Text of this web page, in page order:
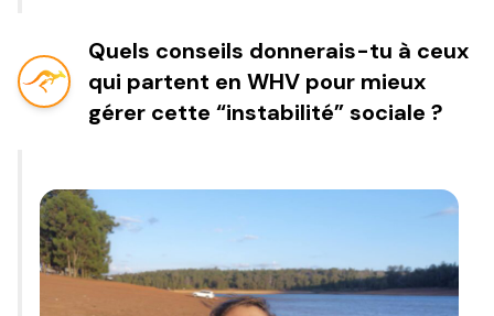
Quels conseils donnerais-tu à ceux
qui partent en WHV pour mieux
gérer cette “instabilité” sociale ?